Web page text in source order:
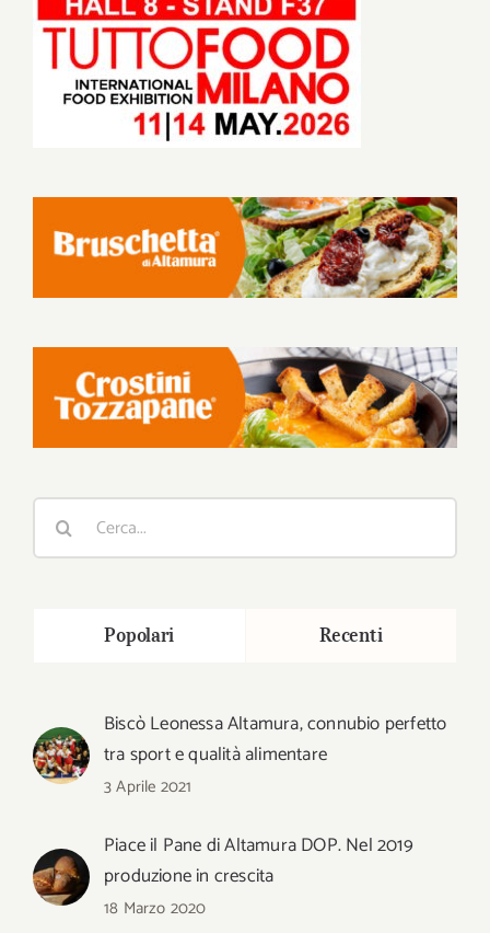
Cerca
Popolari Recenti
Biscò Leonessa Altamura, connubio perfetto
tra sport e qualità alimentare
3 Aprile 2021
Piace il Pane di Altamura DOP. Nel 2019
produzione in crescita
18 Marzo 2020